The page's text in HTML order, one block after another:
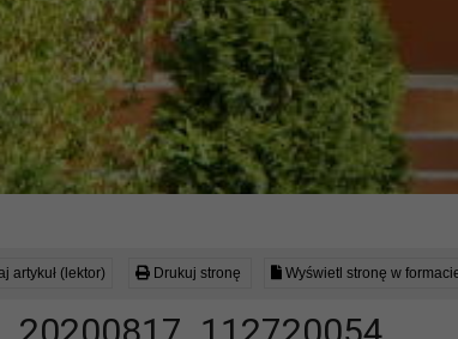
artykuł (lektor) Drukuj stronę Wyświetl stronę w